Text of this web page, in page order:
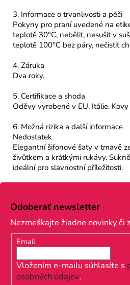
3. Informace o trvanlivosti a péči
Pokyny pro praní uvedené na
teplotě 30°C, nebělit, nesušit v
teplotě 100°C bez páry, nečistit
4. Záruka
Dva roky.
5. Certifikace a shoda
Oděvy vyrobené v EU, Itálie.
6. Možná rizika a další informace
Nedostatek
Elegantní šifonové šaty v tmavě
živůtkem a krátkými rukávy.
ideální pro slavnostní příležitosti.
Z
Odoberať newsletter
Nezmeškajte žiadne novinky či
Email
Vložením e-mailu súhlasíte s
osobných údajov.